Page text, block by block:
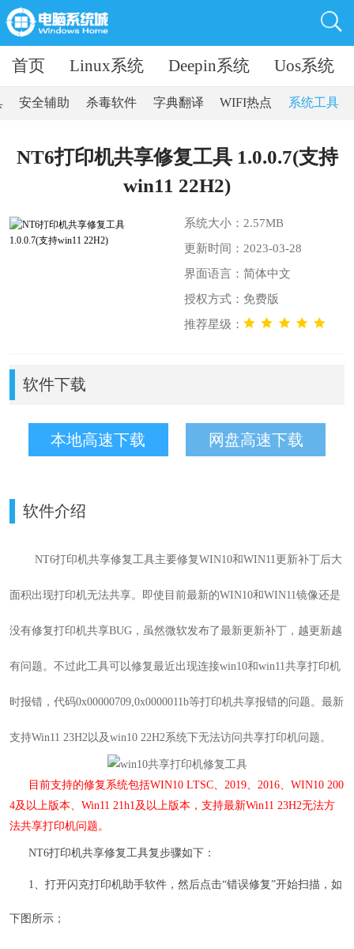
首页 Linux系统 Deepin系统 Uos系统
安全辅助 杀毒软件 字典翻译 WIFI热点 系统工具
NT6打印机共享修复工具 1.0.0.7(支持
win11 22H2)
系统大小：2.57MB
更新时间：2023-03-28
界面语言：简体中文
授权方式：免费版
推荐星级：
软件下载
本地高速下载 网盘高速下载
软件介绍
NT6打印机共享修复工具主要修复WIN10和WIN11更新补丁后大
面积出现打印机无法共享。即使目前最新的WIN10和WIN11镜像还是
没有修复打印机共享BUG，虽然微软发布了最新更新补丁，越更新越
有问题。不过此工具可以修复最近出现连接win10和win11共享打印机
时报错，代码0x00000709,0x0000011b等打印机共享报错的问题。最新
支持Win11 23H2以及win10 22H2系统下无法访问共享打印机问题。
目前支持的修复系统包括WIN10 LTSC、2019、2016、WIN10 200
4及以上版本、Win11 21h1及以上版本，支持最新Win11 23H2无法方
法共享打印机问题。
NT6打印机共享修复工具复步骤如下：
1、打开闪克打印机助手软件，然后点击“错误修复”开始扫描，如
下图所示；